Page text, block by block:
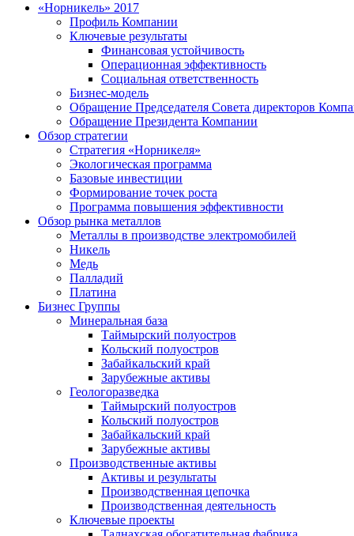
«Норникель» 2017
Профиль Компании
Ключевые результаты
Финансовая устойчивость
Операционная эффективность
Социальная ответственность
Бизнес-модель
Обращение Председателя Совета директоров
Обращение Президента Компании
Обзор стратегии
Стратегия «Норникеля»
Экологическая программа
Базовые инвестиции
Формирование точек роста
Программа повышения эффективности
Обзор рынка металлов
Металлы в производстве электромобилей
Никель
Медь
Палладий
Платина
Бизнес Группы
Минеральная база
Таймырский полуостров
Кольский полуостров
Забайкальский край
Зарубежные активы
Геологоразведка
Таймырский полуостров
Кольский полуостров
Забайкальский край
Зарубежные активы
Производственные активы
Активы и результаты
Производственная цепочка
Производственная деятельность
Ключевые проекты